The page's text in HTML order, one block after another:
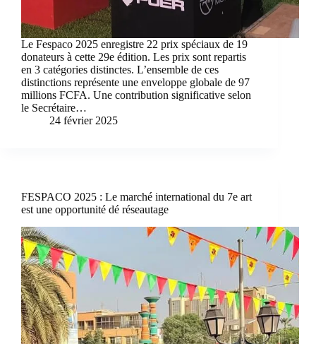
Le Fespaco 2025 enregistre 22 prix spéciaux de 19
donateurs à cette 29e édition. Les prix sont repartis
en 3 catégories distinctes. L’ensemble de ces
distinctions représente une enveloppe globale de 97
millions FCFA. Une contribution significative selon
le Secrétaire…
24 février 2025
FESPACO 2025 : Le marché international du 7e art
est une opportunité dé réseautage